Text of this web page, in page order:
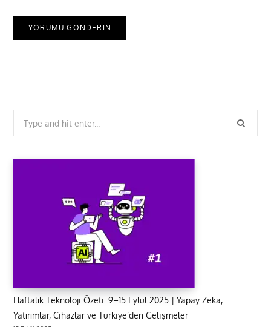
Haftalık Teknoloji Özeti: 9–15 Eylül 2025 | Yapay Zeka,
Yatırımlar, Cihazlar ve Türkiye’den Gelişmeler